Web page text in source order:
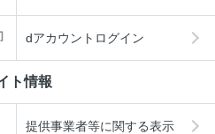
dアカウントログイン
ト情報
提供事業者等に関する表示